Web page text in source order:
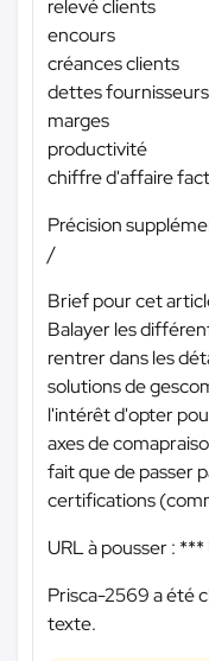
relevé clients
encours
créances clients
dettes fournisseurs
marges
productivité
chiffre d'affaire
Précision
/
Brief pour cet
Balayer les
rentrer dans les
solutions de
l'intérêt d'opter
axes de
fait que de passer
certifications
URL à pousser : ***
Prisca-2569 a été
texte.